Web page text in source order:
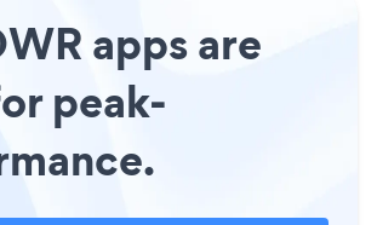
apps are
peak-